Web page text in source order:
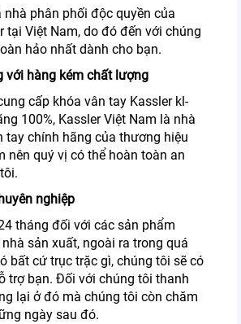
nhà phân phối độc quyền của
tại Việt Nam, do đó đến với chúng
hảo nhất dành cho bạn.
với hàng kém chất lượng
cấp khóa vân tay Kassler kl-
100%, Kassler Việt Nam là nhà
tay chính hãng của thương hiệu
nên quý vị có thể hoàn toàn an
nghiệp
tháng đối với các sản phẩm
sản xuất, ngoài ra trong quá
bất cứ trục trặc gì, chúng tôi sẽ có
trợ bạn. Đối với chúng tôi thanh
lại ở đó mà chúng tôi còn chăm
ngày sau đó.